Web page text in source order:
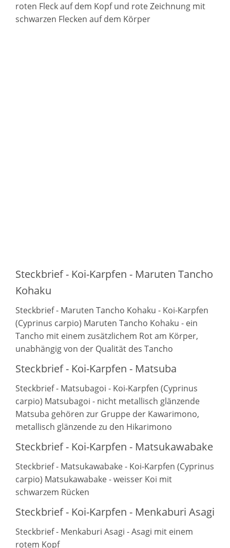
roten Fleck auf dem Kopf und rote Zeichnung mit
schwarzen Flecken auf dem Körper
Steckbrief - Koi-Karpfen - Maruten Tancho
Kohaku
Steckbrief - Maruten Tancho Kohaku - Koi-Karpfen
(Cyprinus carpio) Maruten Tancho Kohaku - ein
Tancho mit einem zusätzlichem Rot am Körper,
unabhängig von der Qualität des Tancho
Steckbrief - Koi-Karpfen - Matsuba
Steckbrief - Matsubagoi - Koi-Karpfen (Cyprinus
carpio) Matsubagoi - nicht metallisch glänzende
Matsuba gehören zur Gruppe der Kawarimono,
metallisch glänzende zu den Hikarimono
Steckbrief - Koi-Karpfen - Matsukawabake
Steckbrief - Matsukawabake - Koi-Karpfen (Cyprinus
carpio) Matsukawabake - weisser Koi mit
schwarzem Rücken
Steckbrief - Koi-Karpfen - Menkaburi Asagi
Steckbrief - Menkaburi Asagi - Asagi mit einem
rotem Kopf